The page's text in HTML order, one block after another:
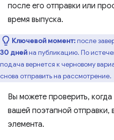
после его отправки или
время выпуска.
Ключевой момент:после
30 днейна публикацию. По
подача вернется к черновому
снова отправить на рассмотрение.
Вы можете проверить, когда
вашей поэтапной отправки,
элемента.